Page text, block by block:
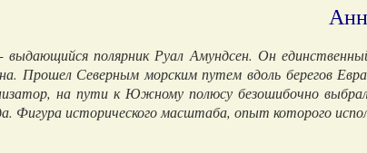
выдающийся полярник Руал Амундсен. Он
Прошел Северным морским путем вдоль берегов
на пути к Южному полюсу безошибочно
Фигура исторического масштаба, опыт которого